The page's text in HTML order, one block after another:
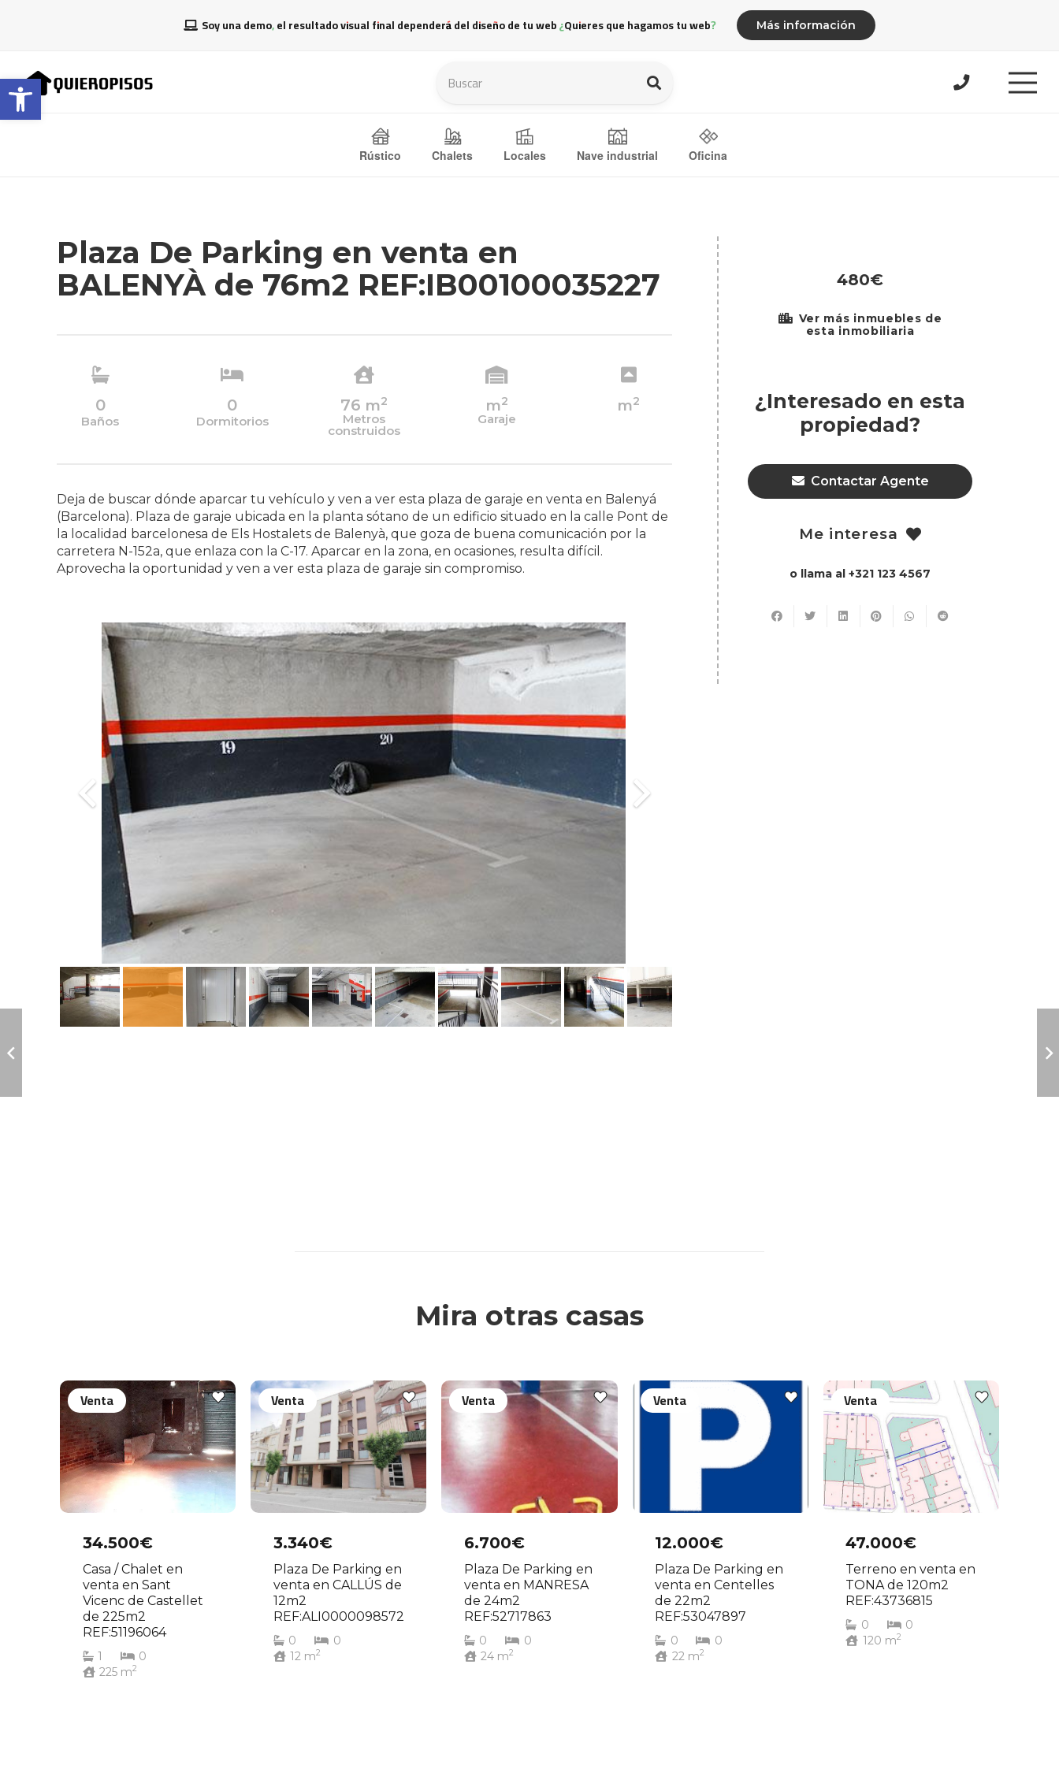
Abrir barra de herramientas
Soy una demo, el resultado visual final dependerá del diseño de tu web ¿Quieres que hagamos tu web? Más información
Rústico Chalets Locales Nave industrial Oficina
Plaza De Parking en venta en
BALENYÀ de 76m2 REF:IB00100035227
0
Baños
0
Dormitorios
76 m2
Metros
construidos
m2
Garaje
m2
Deja de buscar dónde aparcar tu vehículo y ven a ver esta plaza de garaje en venta en Balenyá
(Barcelona). Plaza de garaje ubicada en la planta sótano de un edificio situado en la calle Pont de
la localidad barcelonesa de Els Hostalets de Balenyà, que goza de buena comunicación por la
carretera N-152a, que enlaza con la C-17. Aparcar en la zona, en ocasiones, resulta difícil.
Aprovecha la oportunidad y ven a ver esta plaza de garaje sin compromiso.
480€
Ver más inmuebles de
esta inmobiliaria
¿Interesado en esta
propiedad?
Contactar Agente
Me interesa
o llama al +321 123 4567
Mira otras casas
34.500€
Casa / Chalet en
venta en Sant
Vicenc de Castellet
de 225m2
REF:51196064
1
0
225 m2
Venta
3.340€
Plaza De Parking en
venta en CALLÚS de
12m2
REF:ALI0000098572
0
0
12 m2
Venta
6.700€
Plaza De Parking en
venta en MANRESA
de 24m2
REF:52717863
0
0
24 m2
Venta
12.000€
Plaza De Parking en
venta en Centelles
de 22m2
REF:53047897
0
0
22m2
Venta
47.000€
Terreno en venta en
TONA de 120m2
REF:43736815
0
0
120 m2
Venta